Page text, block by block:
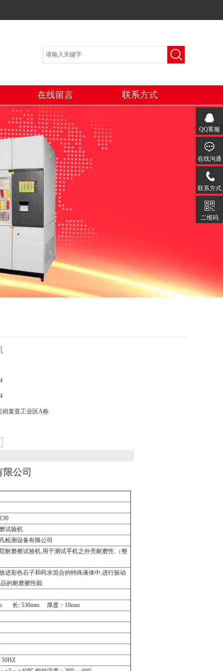
在线留言 联系方式
岗复亚工业区A栋
公司
试验机
检测设备有限公司
耐磨擦试验机.用于测试手机之外壳耐磨性. （整
进彩色石子和药水混合的特殊液体中,进行振动
的耐磨擦性能
长: 530mm 厚度： 10mm
50HZ
QQ客服
在线沟通
联系方式
二维码